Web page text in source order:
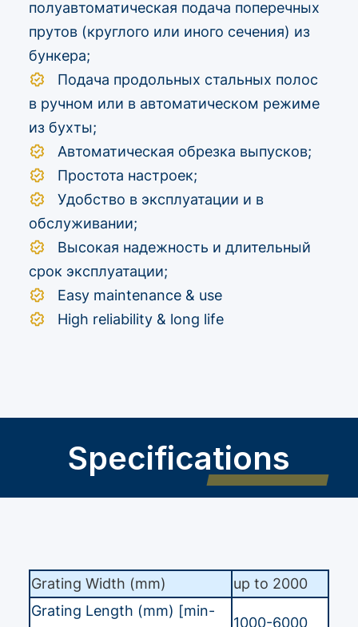
полуавтоматическая подача поперечных
прутов (круглого или иного сечения) из
бункера;
Подача продольных стальных полос
в ручном или в автоматическом режиме
из бухты;
Автоматическая обрезка выпусков;
Простота настроек;
Удобство в эксплуатации и в
обслуживании;
Высокая надежность и длительный
срок эксплуатации;
Easy maintenance & use
High reliability & long life
Specifications
Grating Width (mm)
up to 2000
Grating Length (mm) [min-
1000-6000